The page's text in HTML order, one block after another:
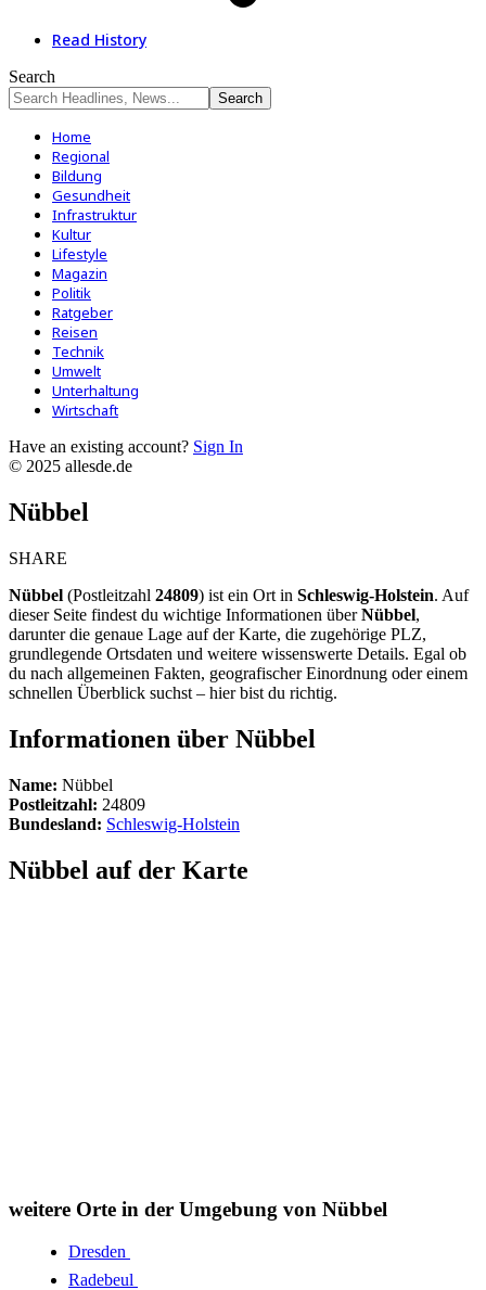
Read History
Search
Home
Regional
Bildung
Gesundheit
Infrastruktur
Kultur
Lifestyle
Magazin
Politik
Ratgeber
Reisen
Technik
Umwelt
Unterhaltung
Wirtschaft
Have an existing account? Sign In
© 2025 allesde.de
Nübbel
SHARE
Nübbel (Postleitzahl 24809) ist ein Ort in Schleswig-Holstein. Auf
dieser Seite findest du wichtige Informationen überNübbel,
darunter die genaue Lage auf der Karte, die zugehörige PLZ,
grundlegende Ortsdaten und weitere wissenswerte Details. Egal ob
du nach allgemeinen Fakten, geografischer Einordnung oder einem
schnellen Überblick suchst – hier bist du richtig.
Informationen über Nübbel
Name: Nübbel
Postleitzahl: 24809
Bundesland: Schleswig-Holstein
Nübbel auf der Karte
weitere Orte in der Umgebung von Nübbel
Dresden
Radebeul